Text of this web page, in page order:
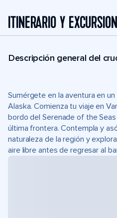
ITINERARIO Y
Descripción general del
Sumérgete en la aventura en
Alaska. Comienza tu viaje en
bordo del Serenade of the
última frontera. Contempla y
naturaleza de la región y
aire libre antes de regresar al